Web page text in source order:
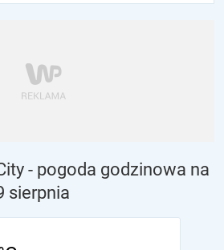
- pogoda godzinowa na
sierpnia